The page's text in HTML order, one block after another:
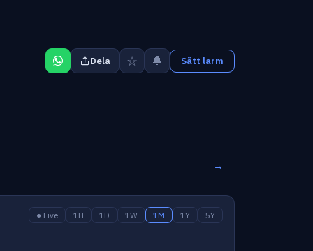
Dela ☆ 🔔 Sätt larm
→
● Live 1H 1D 1W 1M 1Y 5Y